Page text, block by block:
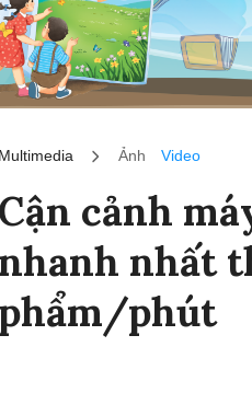
Multimedia Ảnh Video
Cận cảnh
nhanh nhất
phẩm/phút